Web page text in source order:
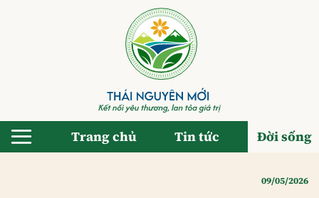
Trang chủ Tin tức Đời sống
09/05/2026